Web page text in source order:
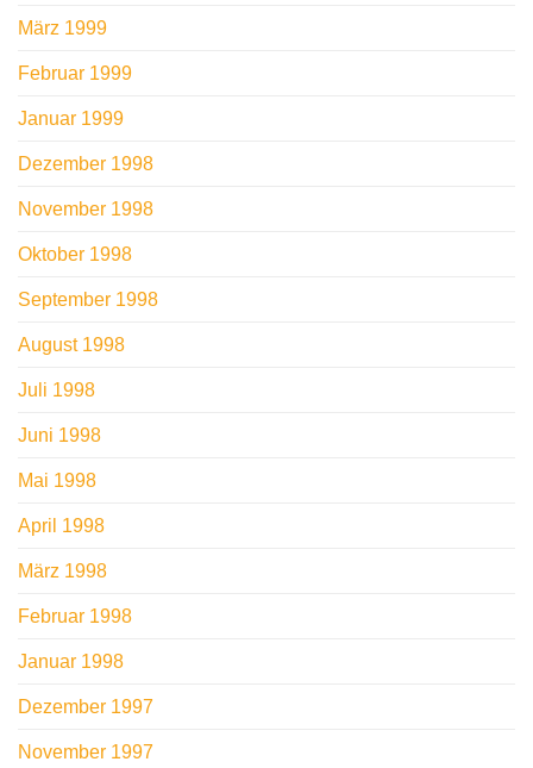
März 1999
Februar 1999
Januar 1999
Dezember 1998
November 1998
Oktober 1998
September 1998
August 1998
Juli 1998
Juni 1998
Mai 1998
April 1998
März 1998
Februar 1998
Januar 1998
Dezember 1997
November 1997